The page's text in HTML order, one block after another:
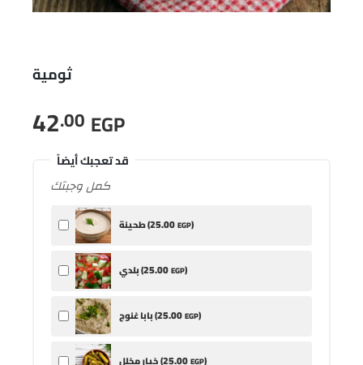
ثومية
42.00 EGP
قد تعجبك أيضاً
كمل وجبتك
طحينة (25.00EGP)
بلدي (25.00EGP)
بابا غنوج (25.00EGP)
خيار مخلل (25.00EGP)